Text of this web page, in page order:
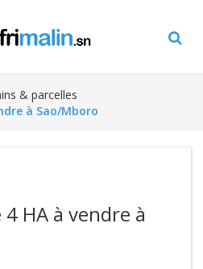
& parcelles
à Sao/Mboro
HA à vendre à